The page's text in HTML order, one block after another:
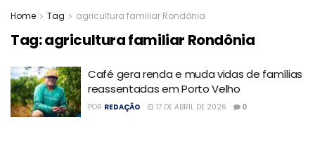
Home Tag agricultura familiar Rondônia
Tag:agricultura familiar Rondônia
Café gera renda e muda vidas de famílias
reassentadas em Porto Velho
POR REDAÇÃO 17 DE ABRIL DE 2026 0